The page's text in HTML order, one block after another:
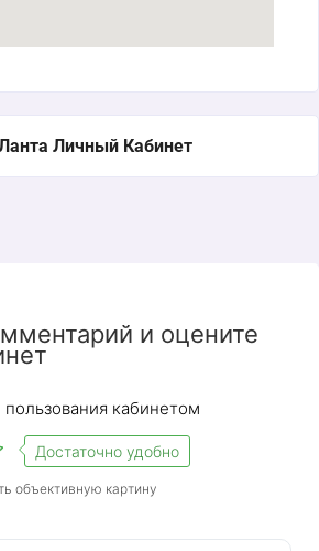
Личный Кабинет
и оцените
кабинетом
Достаточно удобно
объективную картину